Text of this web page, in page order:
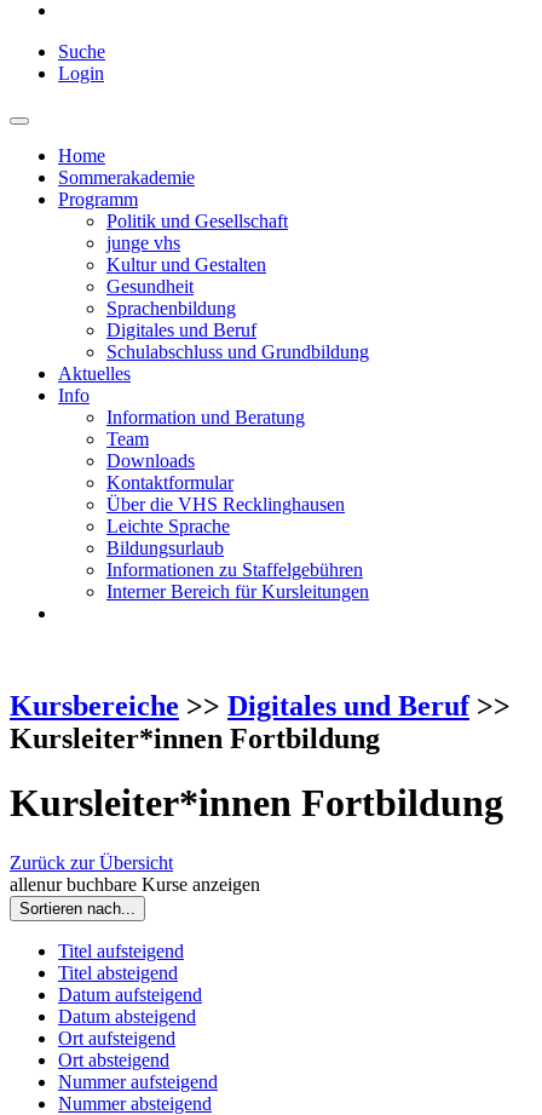
Suche
Login
Home
Sommerakademie
Programm
Politik und Gesellschaft
junge vhs
Kultur und Gestalten
Gesundheit
Sprachenbildung
Digitales und Beruf
Schulabschluss und Grundbildung
Aktuelles
Info
Information und Beratung
Team
Downloads
Kontaktformular
Über die VHS Recklinghausen
Leichte Sprache
Bildungsurlaub
Informationen zu Staffelgebühren
Interner Bereich für Kursleitungen
Kursbereiche >> Digitales und Beruf>>
Kursleiter*innen Fortbildung
Kursleiter*innen Fortbildung
Zurück zur Übersicht
allenur buchbare Kurse anzeigen
Sortieren nach...
Titel aufsteigend
Titel absteigend
Datum aufsteigend
Datum absteigend
Ort aufsteigend
Ort absteigend
Nummer aufsteigend
Nummer absteigend